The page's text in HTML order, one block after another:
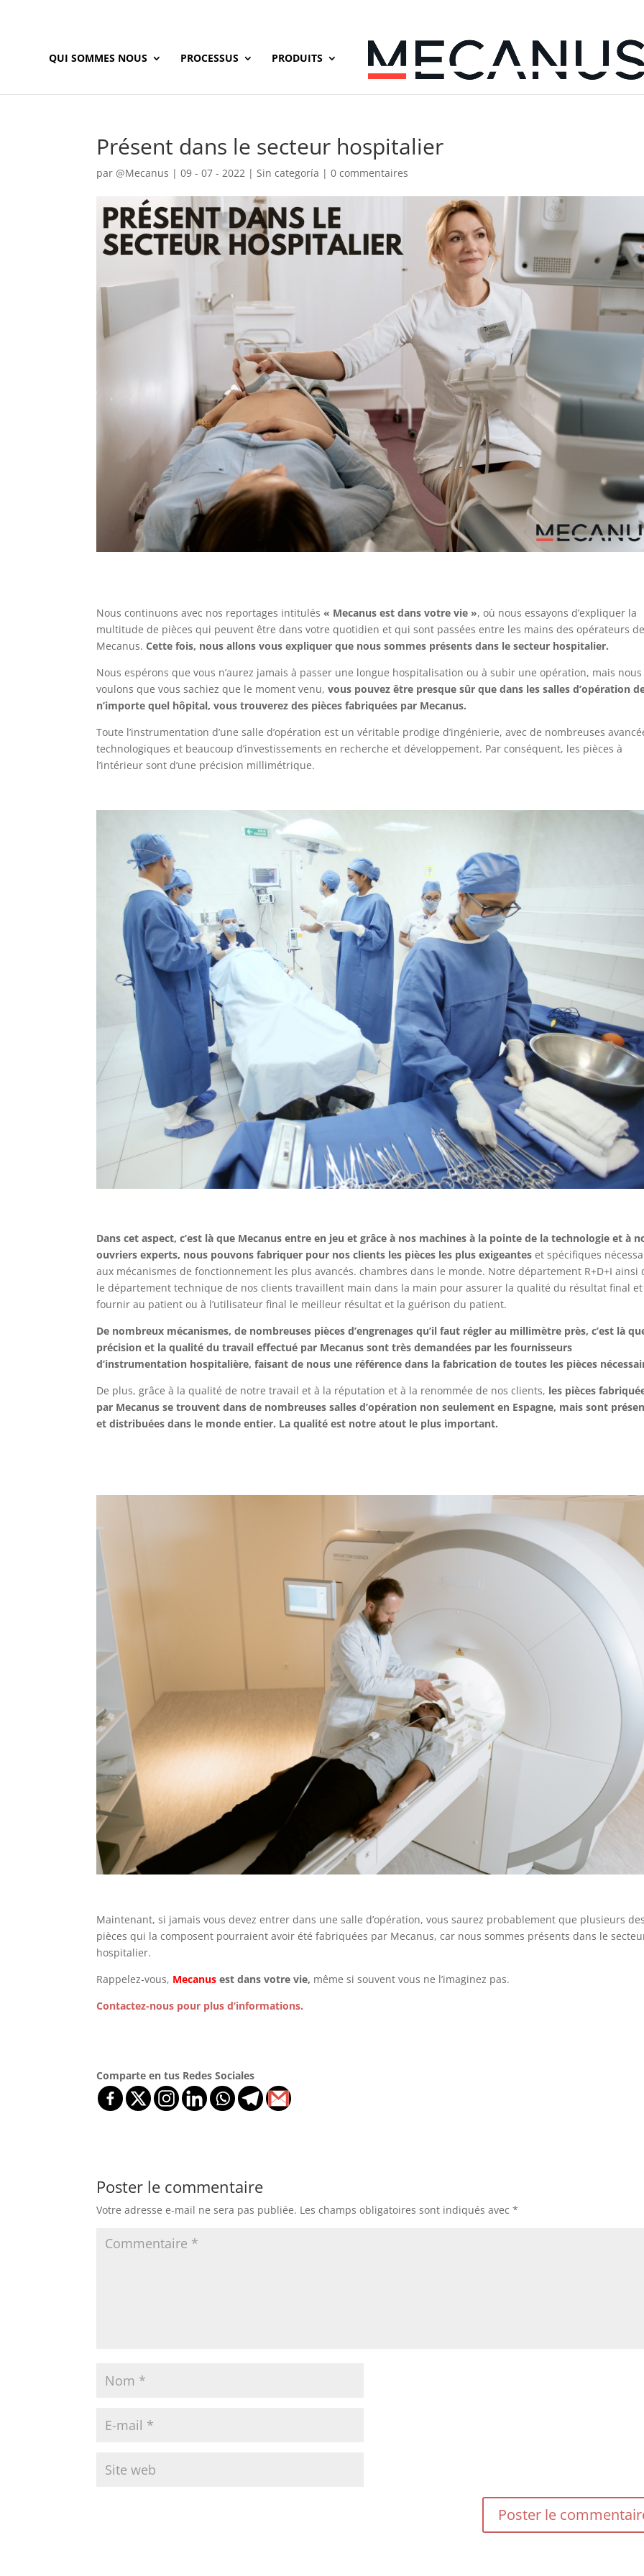
QUI SOMMES NOUS PROCESSUS PRODUITS
Présent dans le secteur hospitalier
par@Mecanus |09 - 07 - 2022 |Sin categoría |0 commentaires
Nous continuons avec nos reportages intitulés « Mecanus est dans votre vie », où nous essayons d’expliquer la
multitude de pièces qui peuvent être dans votre quotidien et qui sont passées entre les mains des opérateurs
Mecanus.Cette fois, nous allons vous expliquer que nous sommes présents dans le secteur hospitalier.
Nous espérons que vous n’aurez jamais à passer une longue hospitalisation ou à subir une opération, mais nous
voulons que vous sachiez que le moment venu,vous pouvez être presque sûr que dans les salles d’opération
n’importe quel hôpital, vous trouverez des pièces fabriquées par Mecanus.
Toute l’instrumentation d’une salle d’opération est un véritable prodige d’ingénierie, avec de nombreuses
technologiques et beaucoup d’investissements en recherche et développement. Par conséquent, les pièces à
l’intérieur sont d’une précision millimétrique.
Dans cet aspect, c’est là que Mecanus entre en jeu et grâce à nos machines à la pointe de la technologie et à
ouvriers experts, nous pouvons fabriquer pour nos clients les pièces les plus exigeantes et spécifiques
aux mécanismes de fonctionnement les plus avancés. chambres dans le monde. Notre département R+D+I ainsi
le département technique de nos clients travaillent main dans la main pour assurer la qualité du résultat final et
fournir au patient ou à l’utilisateur final le meilleur résultat et la guérison du patient.
De nombreux mécanismes, de nombreuses pièces d’engrenages qu’il faut régler au millimètre près, c’est là
précision et la qualité du travail effectué par Mecanus sont très demandées par les fournisseurs
d’instrumentation hospitalière, faisant de nous une référence dans la fabrication de toutes les pièces
De plus, grâce à la qualité de notre travail et à la réputation et à la renommée de nos clients, les pièces
par Mecanus se trouvent dans de nombreuses salles d’opération non seulement en Espagne, mais sont
et distribuées dans le monde entier. La qualité est notre atout le plus important.
Maintenant, si jamais vous devez entrer dans une salle d’opération, vous saurez probablement que plusieurs
pièces qui la composent pourraient avoir été fabriquées par Mecanus, car nous sommes présents dans le
hospitalier.
Rappelez-vous, Mecanus est dans votre vie, même si souvent vous ne l’imaginez pas.
Contactez-nous pour plus d’informations.
Comparte en tus Redes Sociales
Poster le commentaire
Votre adresse e-mail ne sera pas publiée. Les champs obligatoires sont indiqués avec*